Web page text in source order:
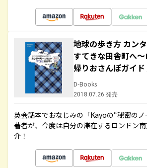
地球の歩き方 カン
すてきな田舎町へ
帰りおさんぽガイ
D-Books
2018.07.26 発売
英会話本でおなじみの「Kayoの“秘密のノ
著者が、今度は自分の滞在するロンドン
介！